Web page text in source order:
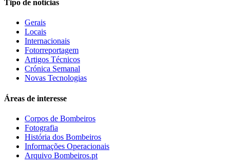
Tipo de notícias
Gerais
Locais
Internacionais
Fotorreportagem
Artigos Técnicos
Crónica Semanal
Novas Tecnologias
Áreas de interesse
Corpos de Bombeiros
Fotografia
História dos Bombeiros
Informações Operacionais
Arquivo Bombeiros.pt